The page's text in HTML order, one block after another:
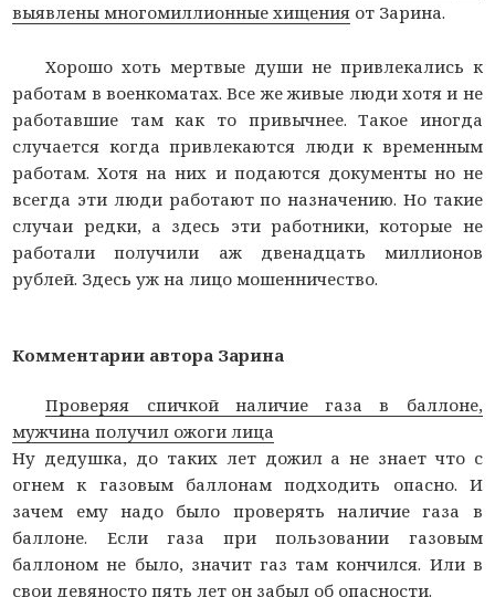
выявлены многомиллионные хищения от Зарина.
Хорошо хоть мертвые души не привлекались к
работам в военкоматах. Все же живые люди хотя и не
работавшие там как то привычнее. Такое иногда
случается когда привлекаются люди к временным
работам. Хотя на них и подаются документы но не
всегда эти люди работают по назначению. Но такие
случаи редки, а здесь эти работники, которые не
работали получили аж двенадцать миллионов
рублей. Здесь уж на лицо мошенничество.
Комментарии автора Зарина
Проверяя спичкой наличие газа в баллоне,
мужчина получил ожоги лица
Ну дедушка, до таких лет дожил а не знает что с
огнем к газовым баллонам подходить опасно. И
зачем ему надо было проверять наличие газа в
баллоне. Если газа при пользовании газовым
баллоном не было, значит газ там кончился. Или в
свои девяносто пять лет он забыл об опасности.